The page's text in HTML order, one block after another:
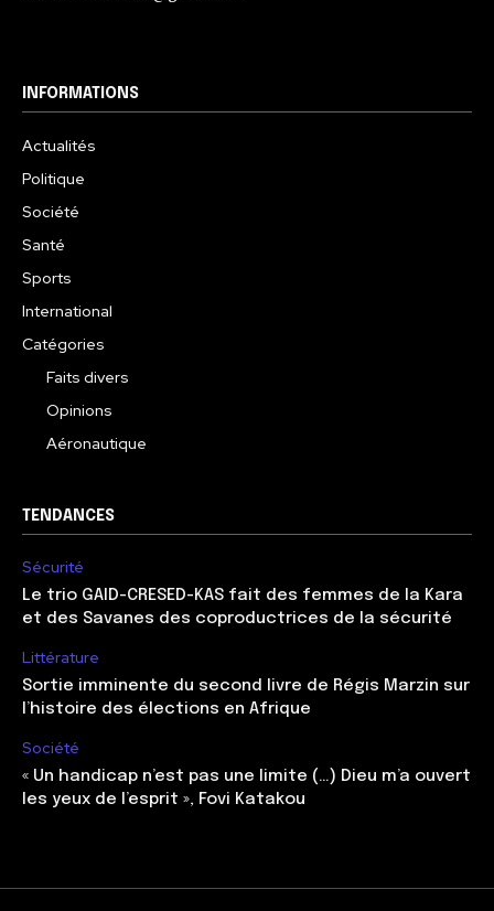
INFORMATIONS
Actualités
Politique
Société
Santé
Sports
International
Catégories
Faits divers
Opinions
Aéronautique
TENDANCES
Sécurité
Le trio GAID-CRESED-KAS fait des femmes de la Kara
et des Savanes des coproductrices de la sécurité
Littérature
Sortie imminente du second livre de Régis Marzin sur
l’histoire des élections en Afrique
Société
« Un handicap n’est pas une limite (…) Dieu m’a ouvert
les yeux de l’esprit », Fovi Katakou